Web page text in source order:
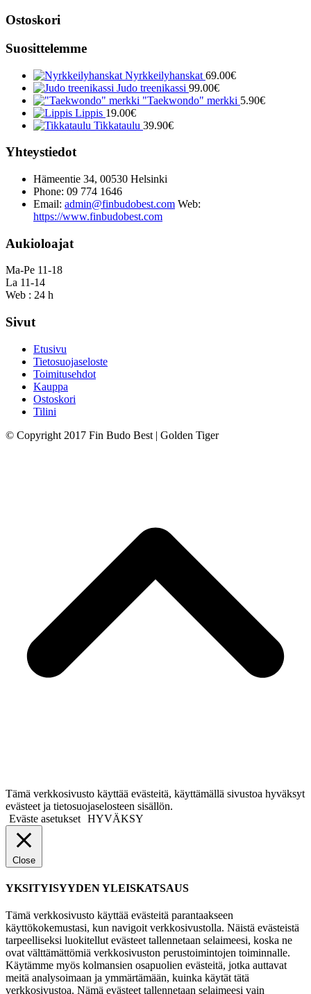
Ostoskori
Suosittelemme
Nyrkkeilyhanskat 69.00€
Judo treenikassi 99.00€
"Taekwondo" merkki 5.90€
Lippis 19.00€
Tikkataulu 39.90€
Yhteystiedot
Hämeentie 34, 00530 Helsinki
Phone: 09 774 1646
Email: admin@finbudobest.com Web:
https://www.finbudobest.com
Aukioloajat
Ma-Pe 11-18
La 11-14
Web : 24 h
Sivut
Etusivu
Tietosuojaseloste
Toimitusehdot
Kauppa
Ostoskori
Tilini
© Copyright 2017 Fin Budo Best | Golden Tiger
Tämä verkkosivusto käyttää evästeitä, käyttämällä sivustoa hyväksyt
evästeet ja tietosuojaselosteen sisällön.
Eväste asetukset HYVÄKSY
Close
YKSITYISYYDEN YLEISKATSAUS
Tämä verkkosivusto käyttää evästeitä parantaakseen
käyttökokemustasi, kun navigoit verkkosivustolla. Näistä evästeistä
tarpeelliseksi luokitellut evästeet tallennetaan selaimeesi, koska ne
ovat välttämättömiä verkkosivuston perustoimintojen toiminnalle.
Käytämme myös kolmansien osapuolien evästeitä, jotka auttavat
meitä analysoimaan ja ymmärtämään, kuinka käytät tätä
verkkosivustoa. Nämä evästeet tallennetaan selaimeesi vain